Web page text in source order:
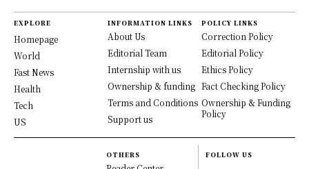
EXPLORE
Homepage
World
Fast News
Health
Tech
US
INFORMATION LINKS
About Us
Editorial Team
Internship with us
Ownership & funding
Terms and Conditions
Support us
POLICY LINKS
Correction Policy
Editorial Policy
Ethics Policy
Fact Checking Policy
Ownership & Funding
Policy
OTHERS FOLLOW US